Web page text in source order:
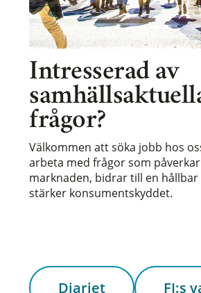
Intresserad av
frågor?
Välkommen att söka jobb hos
arbeta med frågor som
marknaden, bidrar till en hållbar
stärker konsumentskyddet.
Diariet FI:s